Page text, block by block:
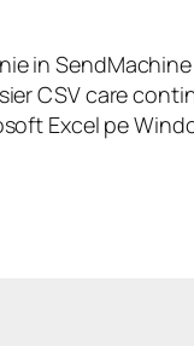
in
CSV care
Excel pe